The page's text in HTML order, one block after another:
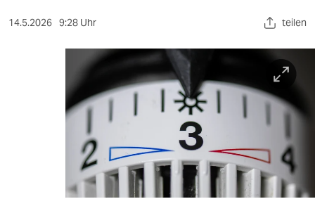
veranstaltungen
14.5.2026 9:28 Uhr teilen